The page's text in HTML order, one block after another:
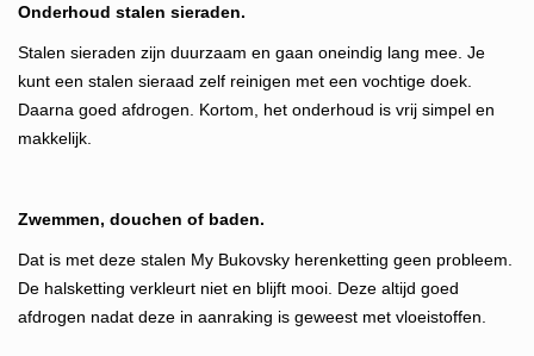
Onderhoud stalen sieraden.
Stalen sieraden zijn duurzaam en gaan oneindig lang mee. Je
kunt een stalen sieraad zelf reinigen met een vochtige doek.
Daarna goed afdrogen. Kortom, het onderhoud is vrij simpel en
makkelijk.
Zwemmen, douchen of baden.
Dat is met deze stalen My Bukovsky herenketting geen probleem.
De halsketting verkleurt niet en blijft mooi. Deze altijd goed
afdrogen nadat deze in aanraking is geweest met vloeistoffen.